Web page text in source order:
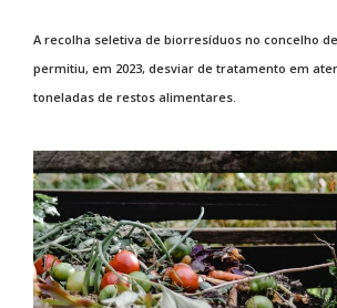
A recolha seletiva de biorresíduos no concelho
permitiu, em 2023, desviar de tratamento em
toneladas de restos alimentares.